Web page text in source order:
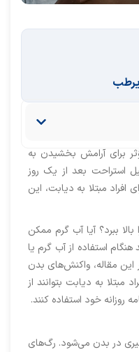
برای آرامش بخشیدن به
استراحت بعد از یک روز
مبتلا به دیابت، این
ببرد؟ آیا آب گرم ممکن
استفاده از آب گرم یا
مقاله، واکنش‌های بدن
به دیابت بتوانند از
روزانه خود استفاده کنند.
در بدن می‌شود. رگ‌های